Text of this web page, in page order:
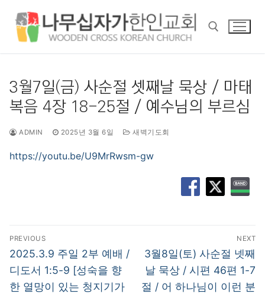
3월7일(금) 사순절 셋째날 묵상 / 마태
복음 4장 18-25절 / 예수님의 부르심
ADMIN 2025년 3월 6일 새벽기도회
https://youtu.be/U9MrRwsm-gw
글
탐
색
PREVIOUS
Previous
post:
2025.3.9 주일 2부 예배 /
디도서 1:5-9 [성숙을 향
한 열망이 있는 청지기가
NEXT
Next
post:
3월8일(토) 사순절 넷째
날 묵상 / 시편 46편 1-7
절 / 어 하나님이 이런 분